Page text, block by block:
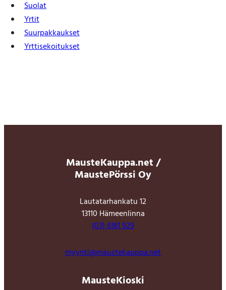
Suolat
Yrtit
Suur­pakkaukset
Yrtti­sekoitukset
MausteKauppa.net /
MaustePörssi Oy
Lautatarhankatu 12
13110 Hämeenlinna
(03) 6161 929
myynti@maustekauppa.net
MausteKioski